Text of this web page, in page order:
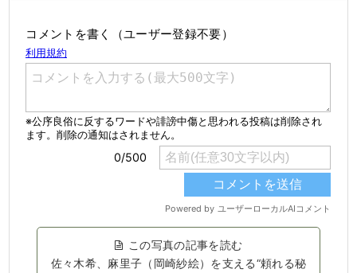
コメントを書く（ユーザー登録不要）
この写真の記事を読む
佐々木希、麻里子（岡崎紗絵）を支える“頼れる秘